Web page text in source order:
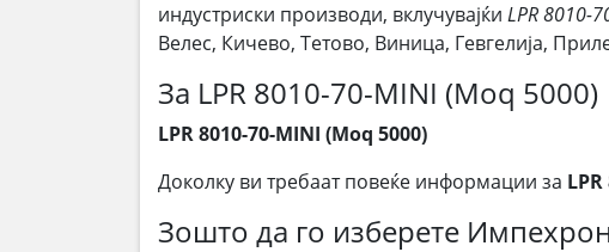
индустриски производи, вклучувајќи LPR 8010-
Велес, Кичево, Тетово, Виница, Гевгелија,
За LPR 8010-70-MINI (Moq 5000)
LPR 8010-70-MINI (Moq 5000)
Доколку ви требаат повеќе информации за
Зошто да го изберете